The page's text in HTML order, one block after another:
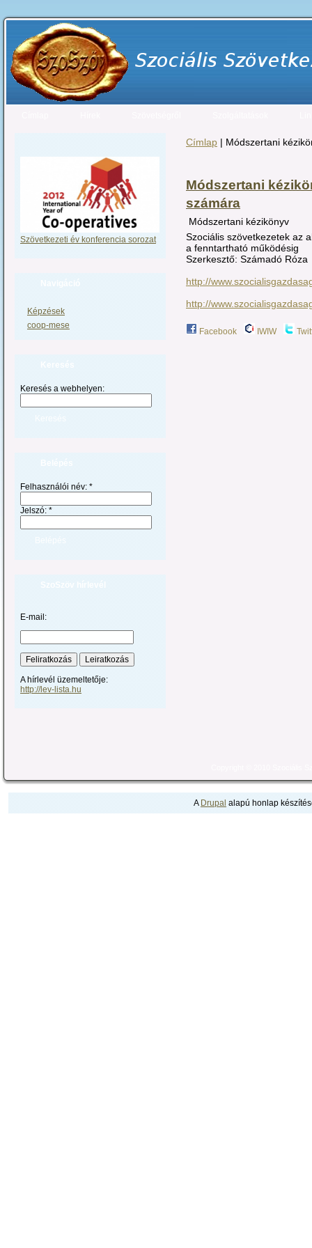
Szövetkezeti év konferencia sorozat
Navigáció
Képzések
coop-mese
Keresés
Keresés a webhelyen:
Belépés
Felhasználói név: *
Jelszó: *
SzoSzöv hírlevél
E-mail:
A hírlevél üzemeltetője:
http://lev-lista.hu
Címlap | Módszertani
Módszertani
számára
Módszertani kézikönyv
Szociális szövetkezetek az
a fenntartható működésig
Szerkesztő: Számadó Róza
http://
http://
Facebook IWIW
A Drupal alapú honlap